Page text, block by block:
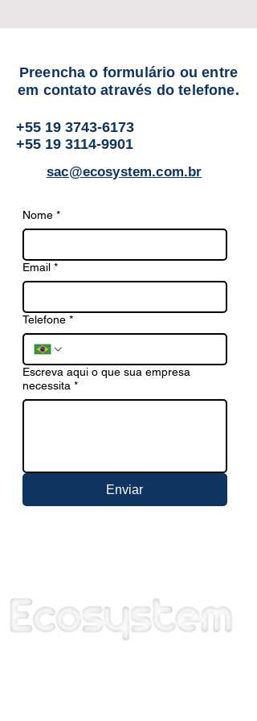
Preencha o formulário ou entre
em contato através do telefone.
+55 19 3743-6173
+55 19 3114-9901
sac@ecosystem.com.br
Nome *
Email *
Telefone *
Escreva aqui o que sua empresa
necessita *
Enviar